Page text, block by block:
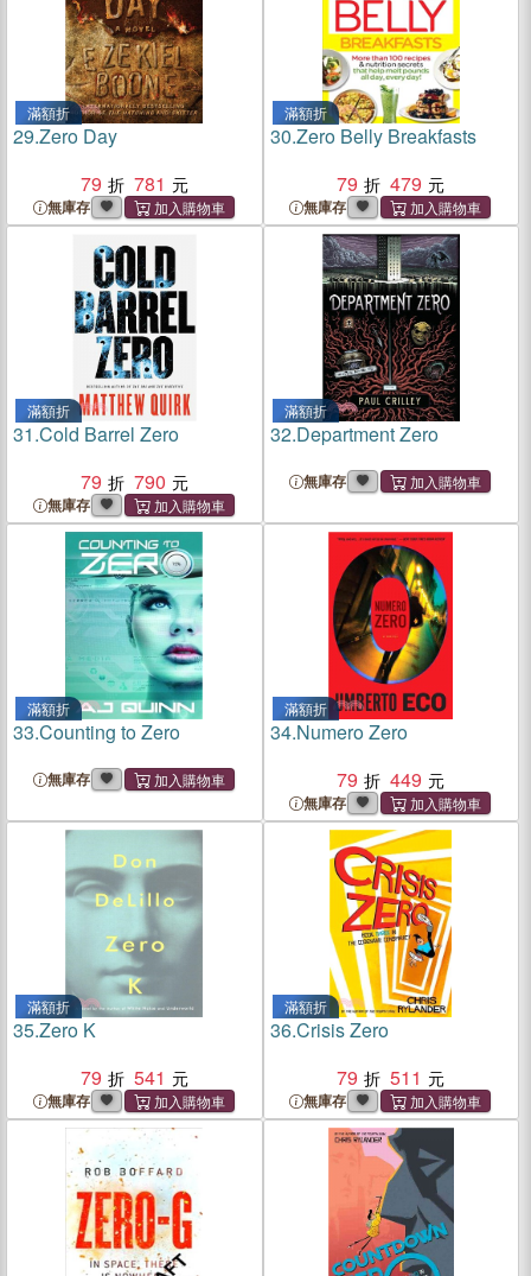
滿額折
29.Zero Day
79
781
無庫存
滿額折
30.Zero Belly Breakfasts
79
479
無庫存
滿額折
31.Cold Barrel Zero
79
790
無庫存
滿額折
32.Department Zero
無庫存
滿額折
33.Counting to Zero
無庫存
滿額折
34.Numero Zero
79
449
無庫存
滿額折
35.Zero K
79
541
無庫存
滿額折
36.Crisis Zero
79
511
無庫存